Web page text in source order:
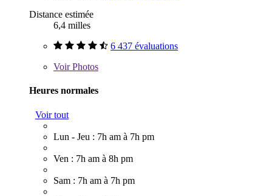
Distance estimée
6,4 milles
6 437 évaluations
VoirPhotos
Heures normales
Voir tout
Lun - Jeu : 7h am à 7h pm
Ven : 7h am à 8h pm
Sam : 7h am à 7h pm